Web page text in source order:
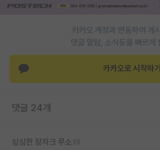
카카오 계정과 연동하여 게
댓글 알람, 소식등을 빠르게
카카오로 시작하기
댓글 24개
심심한 장자크 루소